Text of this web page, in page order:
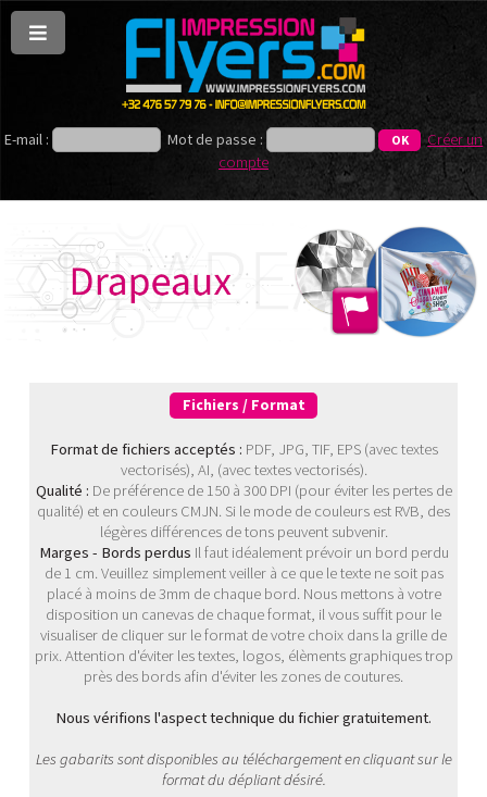
E-mail : Mot de passe :
Créer un
compte
Fichiers / Format
Format de fichiers acceptés : PDF, JPG, TIF, EPS (avec textes
vectorisés), AI, (avec textes vectorisés).
Qualité : De préférence de 150 à 300 DPI (pour éviter les pertes de
qualité) et en couleurs CMJN. Si le mode de couleurs est RVB, des
légères différences de tons peuvent subvenir.
Marges - Bords perdus Il faut idéalement prévoir un bord perdu
de 1 cm. Veuillez simplement veiller à ce que le texte ne soit pas
placé à moins de 3mm de chaque bord. Nous mettons à votre
disposition un canevas de chaque format, il vous suffit pour le
visualiser de cliquer sur le format de votre choix dans la grille de
prix. Attention d'éviter les textes, logos, élèments graphiques trop
près des bords afin d'éviter les zones de coutures.
Nous vérifions l'aspect technique du fichier gratuitement.
Les gabarits sont disponibles au téléchargement en cliquant sur le
format du dépliant désiré.